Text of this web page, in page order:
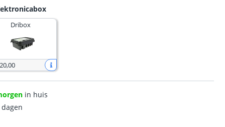
Dribox
,00
in huis